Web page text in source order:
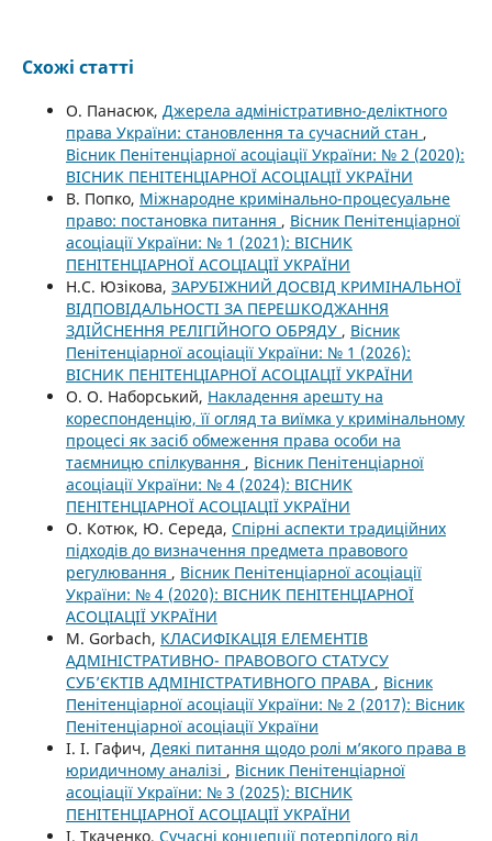
Схожі статті
О. Панасюк, Джерела адміністративно-деліктного
права України: становлення та сучасний стан ,
Вісник Пенітенціарної асоціації України: № 2 (2020):
ВІСНИК ПЕНІТЕНЦІАРНОЇ АСОЦІАЦІЇ УКРАЇНИ
В. Попко, Міжнародне кримінально-процесуальне
право: постановка питання , Вісник Пенітенціарної
асоціації України: № 1 (2021): ВІСНИК
ПЕНІТЕНЦІАРНОЇ АСОЦІАЦІЇ УКРАЇНИ
Н.С. Юзікова, ЗАРУБІЖНИЙ ДОСВІД КРИМІНАЛЬНОЇ
ВІДПОВІДАЛЬНОСТІ ЗА ПЕРЕШКОДЖАННЯ
ЗДІЙСНЕННЯ РЕЛІГІЙНОГО ОБРЯДУ , Вісник
Пенітенціарної асоціації України: № 1 (2026):
ВІСНИК ПЕНІТЕНЦІАРНОЇ АСОЦІАЦІЇ УКРАЇНИ
О. О. Наборський, Накладення арешту на
кореспонденцію, її огляд та виїмка у кримінальному
процесі як засіб обмеження права особи на
таємницю спілкування , Вісник Пенітенціарної
асоціації України: № 4 (2024): ВІСНИК
ПЕНІТЕНЦІАРНОЇ АСОЦІАЦІЇ УКРАЇНИ
О. Котюк, Ю. Середа, Спірні аспекти традиційних
підходів до визначення предмета правового
регулювання , Вісник Пенітенціарної асоціації
України: № 4 (2020): ВІСНИК ПЕНІТЕНЦІАРНОЇ
АСОЦІАЦІЇ УКРАЇНИ
M. Gorbach, КЛАСИФІКАЦІЯ ЕЛЕМЕНТІВ
АДМІНІСТРАТИВНО- ПРАВОВОГО СТАТУСУ
СУБ’ЄКТІВ АДМІНІСТРАТИВНОГО ПРАВА , Вісник
Пенітенціарної асоціації України: № 2 (2017): Вісник
Пенітенціарної асоціації України
І. І. Гафич, Деякі питання щодо ролі м’якого права в
юридичному аналізі , Вісник Пенітенціарної
асоціації України: № 3 (2025): ВІСНИК
ПЕНІТЕНЦІАРНОЇ АСОЦІАЦІЇ УКРАЇНИ
І. Ткаченко, Сучасні концепції потерпілого від